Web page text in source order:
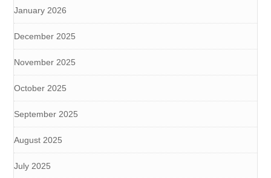
January 2026
December 2025
November 2025
October 2025
September 2025
August 2025
July 2025